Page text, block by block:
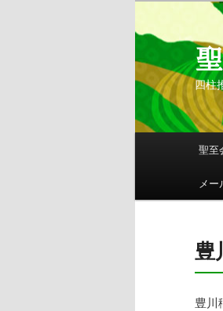
四柱
メインメニュー聖至
メー
豊
豊川